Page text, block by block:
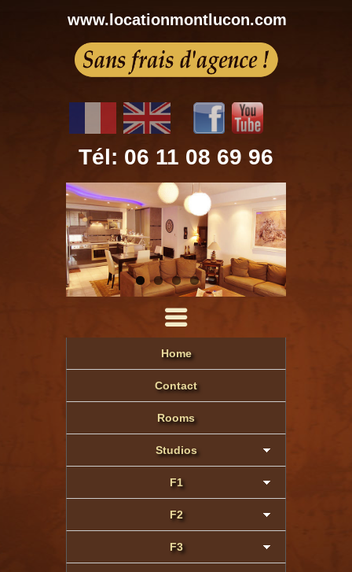
www.locationmontlucon.com
Tél: 06 11 08 69 96
Home
Contact
Rooms
Studios
F1
F2
F3